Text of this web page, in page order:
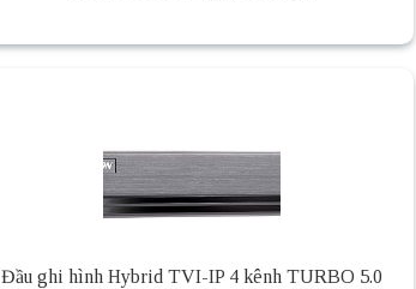
Đầu ghi hình Hybrid TVI-IP 4 kênh TURBO 5.0